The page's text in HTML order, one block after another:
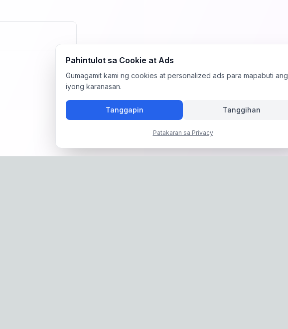
Pahintulot sa Cookie at Ads
Gumagamit kami ng cookies at personalized ads para mapabuti ang
iyong karanasan.
Tanggapin Tanggihan
Patakaran sa Privacy